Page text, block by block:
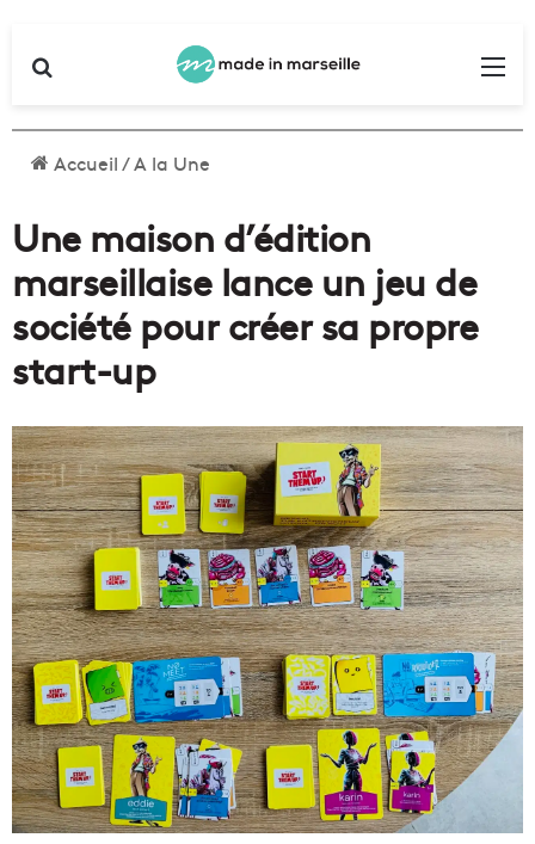
Accueil/A la Une
Une maison d’édition
marseillaise lance un jeu de
société pour créer sa propre
start-up